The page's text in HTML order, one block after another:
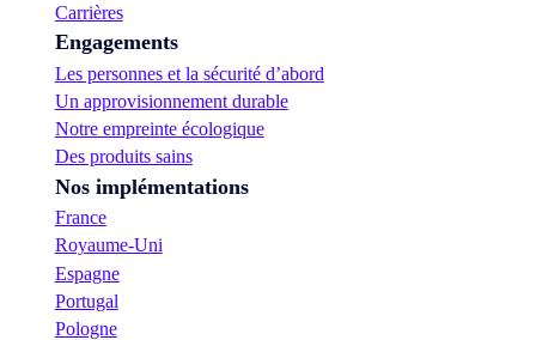
Carrières
Engagements
Les personnes et la sécurité d’abord
Un approvisionnement durable
Notre empreinte écologique
Des produits sains
Nos implémentations
France
Royaume-Uni
Espagne
Portugal
Pologne